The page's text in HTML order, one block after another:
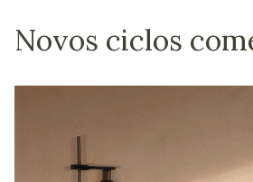
Novos ciclos